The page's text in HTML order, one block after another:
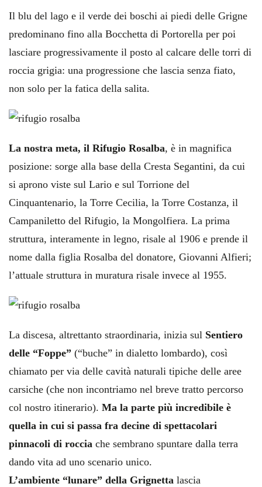
Il blu del lago e il verde dei boschi ai piedi delle Grigne
predominano fino alla Bocchetta di Portorella per poi
lasciare progressivamente il posto al calcare delle torri di
roccia grigia: una progressione che lascia senza fiato,
non solo per la fatica della salita.
La nostra meta, il Rifugio Rosalba, è in magnifica
posizione: sorge alla base della Cresta Segantini, da cui
si aprono viste sul Lario e sul Torrione del
Cinquantenario, la Torre Cecilia, la Torre Costanza, il
Campaniletto del Rifugio, la Mongolfiera. La prima
struttura, interamente in legno, risale al 1906 e prende il
nome dalla figlia Rosalba del donatore, Giovanni Alfieri;
l’attuale struttura in muratura risale invece al 1955.
La discesa, altrettanto straordinaria, inizia sul Sentiero
delle “Foppe” (“buche” in dialetto lombardo), così
chiamato per via delle cavità naturali tipiche delle aree
carsiche (che non incontriamo nel breve tratto percorso
col nostro itinerario). Ma la parte più incredibile è
quella in cui si passa fra decine di spettacolari
pinnacoli di roccia che sembrano spuntare dalla terra
dando vita ad uno scenario unico.
L’ambiente “lunare” della Grignetta lascia